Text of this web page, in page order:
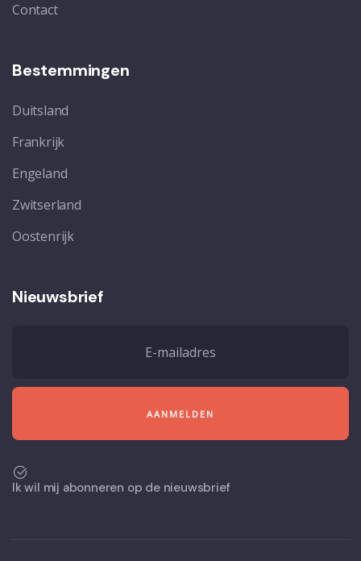
Contact
Bestemmingen
Duitsland
Frankrijk
Engeland
Zwitserland
Oostenrijk
Nieuwsbrief
Ik wil mij abonneren op de nieuwsbrief